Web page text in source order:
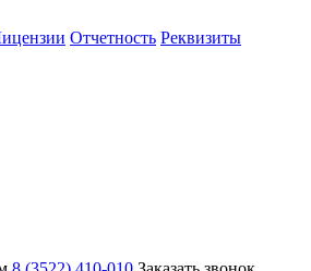
Отчетность Реквизиты